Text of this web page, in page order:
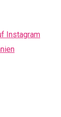
Instagram